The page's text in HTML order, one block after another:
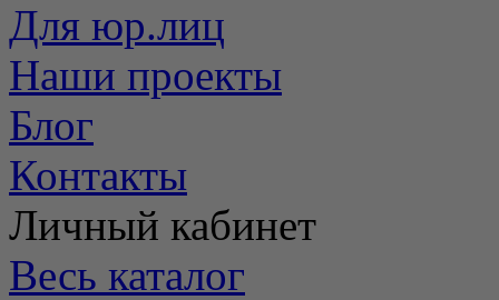
Для юр.лиц
Наши проекты
Блог
Контакты
Личный кабинет
Весь каталог